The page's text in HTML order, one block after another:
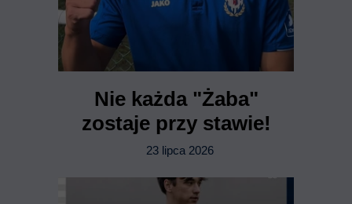
Nie każda "Żaba"
zostaje przy stawie!
23 lipca 2026